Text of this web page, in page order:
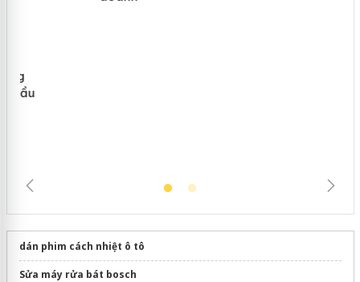
dán phim cách nhiệt ô tô
Sửa máy rửa bát bosch